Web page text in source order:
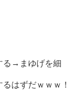
る→まゆげを細
はずだｗｗｗ！